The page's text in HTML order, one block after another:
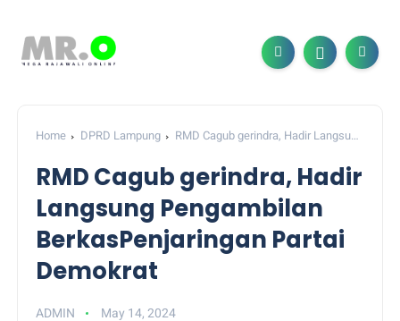
Home DPRD Lampung
RMD Cagub gerindra, Hadir Langsung
RMD Cagub gerindra, Hadir
Langsung Pengambilan
BerkasPenjaringan Partai
Demokrat
ADMIN May 14, 2024